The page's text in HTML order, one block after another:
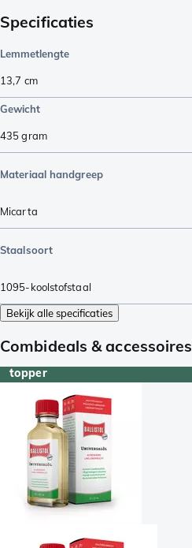
Specificaties
Lemmetlengte
13,7 cm
Gewicht
435gram
Materiaal handgreep
Micarta
Staalsoort
1095-koolstofstaal
Bekijk alle specificaties
Combideals & accessoires
topper